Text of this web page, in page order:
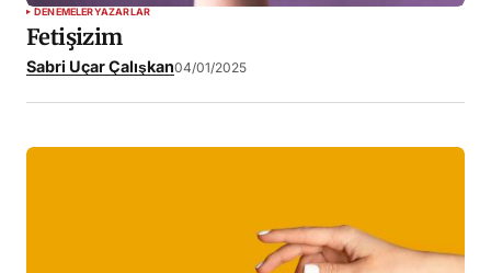
DENEMELERYAZARLAR
Fetişizim
Sabri Uçar Çalışkan04/01/2025